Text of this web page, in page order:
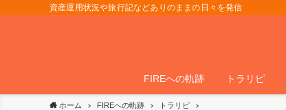
資産運用状況や旅行記などありのままの日々を発信
FIREへの軌跡 トラリピ
ホーム FIREへの軌跡 トラリピ